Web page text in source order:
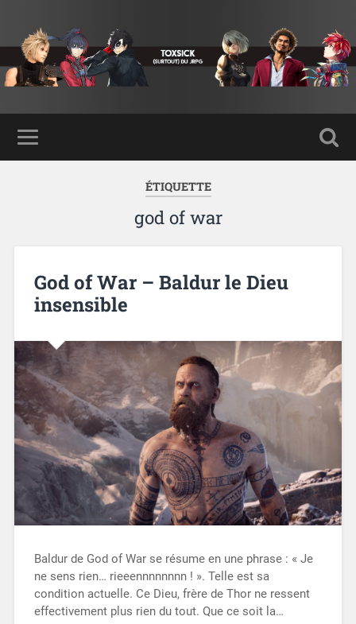
ÉTIQUETTE
god of war
God of War – Baldur le Dieu
insensible
Baldur de God of War se résume en une phrase : « Je
ne sens rien… rieeennnnnnnn ! ». Telle est sa
condition actuelle. Ce Dieu, frère de Thor ne ressent
effectivement plus rien du tout. Que ce soit la…